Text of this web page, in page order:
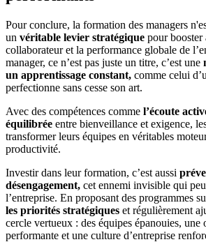
Pour conclure, la formation des managers
un véritable levier stratégique pour booster
collaborateur et la performance globale de
manager, ce n’est pas juste un titre, c’est une
un apprentissage constant, comme celui
perfectionne sans cesse son art.
Avec des compétences comme l’écoute
équilibrée entre bienveillance et exigence,
transformer leurs équipes en véritables
productivité.
Investir dans leur formation, c’est aussi
désengagement, cet ennemi invisible qui
l’entreprise. En proposant des programmes
les priorités stratégiques et régulièrement
cercle vertueux : des équipes épanouies, une
performante et une culture d’entreprise